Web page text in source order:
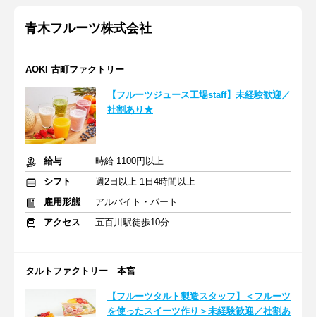
青木フルーツ株式会社
AOKI 古町ファクトリー
【フルーツジュース工場staff】未経験歓迎／
社割あり★
給与
時給 1100円以上
シフト
週2日以上 1日4時間以上
雇用形態
アルバイト・パート
アクセス
五百川駅徒歩10分
タルトファクトリー 本宮
【フルーツタルト製造スタッフ】＜フルーツ
を使ったスイーツ作り＞未経験歓迎／社割あ